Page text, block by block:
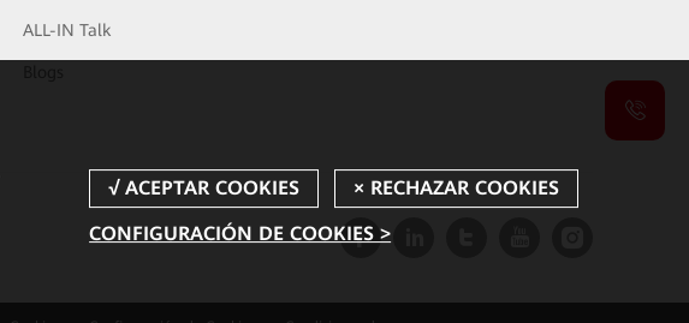
ALL-IN Talk
CONFIGURACIÓN DE COOKIES >